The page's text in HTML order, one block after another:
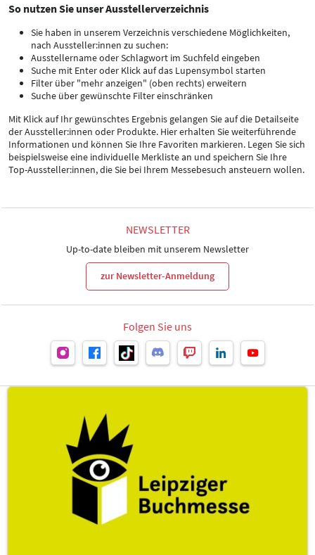
So nutzen Sie unser Ausstellerverzeichnis
Sie haben in unserem Verzeichnis verschiedene Möglichkeiten,
nach Aussteller:innen zu suchen:
Ausstellername oder Schlagwort im Suchfeld eingeben
Suche mit Enter oder Klick auf das Lupensymbol starten
Filter über "mehr anzeigen" (oben rechts) erweitern
Suche über gewünschte Filter einschränken
Mit Klick auf Ihr gewünschtes Ergebnis gelangen Sie auf die Detailseite
der Aussteller:innen oder Produkte. Hier erhalten Sie weiterführende
Informationen und können Sie Ihre Favoriten markieren. Legen Sie sich
beispielsweise eine individuelle Merkliste an und speichern Sie Ihre
Top-Aussteller:innen, die Sie bei Ihrem Messebesuch ansteuern wollen.
NEWSLETTER
Up-to-date bleiben mit unserem Newsletter
zur Newsletter-Anmeldung
Folgen Sie uns